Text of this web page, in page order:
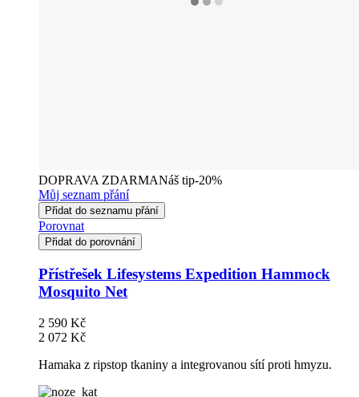
DOPRAVA ZDARMANáš tip-20%
Můj seznam přání
Přidat do seznamu přání
Porovnat
Přidat do porovnání
Přístřešek Lifesystems Expedition Hammock
Mosquito Net
2 590 Kč
2 072 Kč
Hamaka z ripstop tkaniny a integrovanou sítí proti hmyzu.